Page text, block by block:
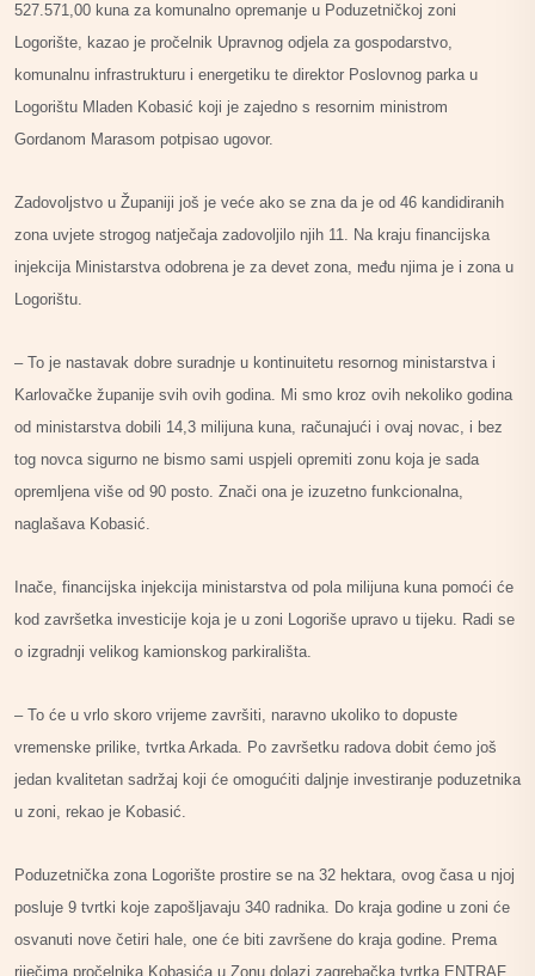
527.571,00 kuna za komunalno opremanje u Poduzetničkoj zoni
Logorište, kazao je pročelnik Upravnog odjela za gospodarstvo,
komunalnu infrastrukturu i energetiku te direktor Poslovnog parka u
Logorištu Mladen Kobasić koji je zajedno s resornim ministrom
Gordanom Marasom potpisao ugovor.
Zadovoljstvo u Županiji još je veće ako se zna da je od 46 kandidiranih
zona uvjete strogog natječaja zadovoljilo njih 11. Na kraju financijska
injekcija Ministarstva odobrena je za devet zona, među njima je i zona u
Logorištu.
– To je nastavak dobre suradnje u kontinuitetu resornog ministarstva i
Karlovačke županije svih ovih godina. Mi smo kroz ovih nekoliko godina
od ministarstva dobili 14,3 milijuna kuna, računajući i ovaj novac, i bez
tog novca sigurno ne bismo sami uspjeli opremiti zonu koja je sada
opremljena više od 90 posto. Znači ona je izuzetno funkcionalna,
naglašava Kobasić.
Inače, financijska injekcija ministarstva od pola milijuna kuna pomoći će
kod završetka investicije koja je u zoni Logoriše upravo u tijeku. Radi se
o izgradnji velikog kamionskog parkirališta.
– To će u vrlo skoro vrijeme završiti, naravno ukoliko to dopuste
vremenske prilike, tvrtka Arkada. Po završetku radova dobit ćemo još
jedan kvalitetan sadržaj koji će omogućiti daljnje investiranje poduzetnika
u zoni, rekao je Kobasić.
Poduzetnička zona Logorište prostire se na 32 hektara, ovog časa u njoj
posluje 9 tvrtki koje zapošljavaju 340 radnika. Do kraja godine u zoni će
osvanuti nove četiri hale, one će biti završene do kraja godine. Prema
riječima pročelnika Kobasića u Zonu dolazi zagrebačka tvrtka ENTRAF